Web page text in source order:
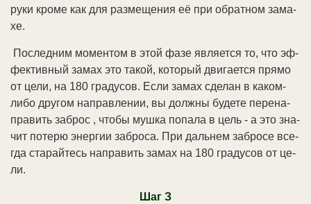
ру­ки кро­ме как для раз­ме­ще­ния её при об­рат­ном за­ма­
хе.
По­след­ним мо­мен­том в этой фа­зе яв­ля­ет­ся то, что эф­
фек­тив­ный за­мах это та­кой, ко­то­рый дви­га­ет­ся пря­мо
от це­ли, на 180 гра­ду­сов. Ес­ли за­мах сде­лан в ка­ком-
ли­бо дру­гом на­прав­ле­нии, вы долж­ны бу­де­те пе­ре­на­
пра­вить за­брос , что­бы муш­ка по­па­ла в цель - а это зна­
чит по­те­рю энер­гии за­бро­са. При даль­нем за­бро­се все­
гда ста­рай­тесь на­пра­вить за­мах на 180 гра­ду­сов от це­
ли.
Шаг З